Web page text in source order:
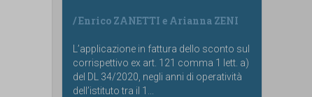
/Enrico ZANETTI e Arianna ZENI
L’applicazione in fattura dello sconto sul
corrispettivo ex art. 121 comma 1 lett. a)
del DL 34/2020, negli anni di operatività
dell’istituto tra il 1...